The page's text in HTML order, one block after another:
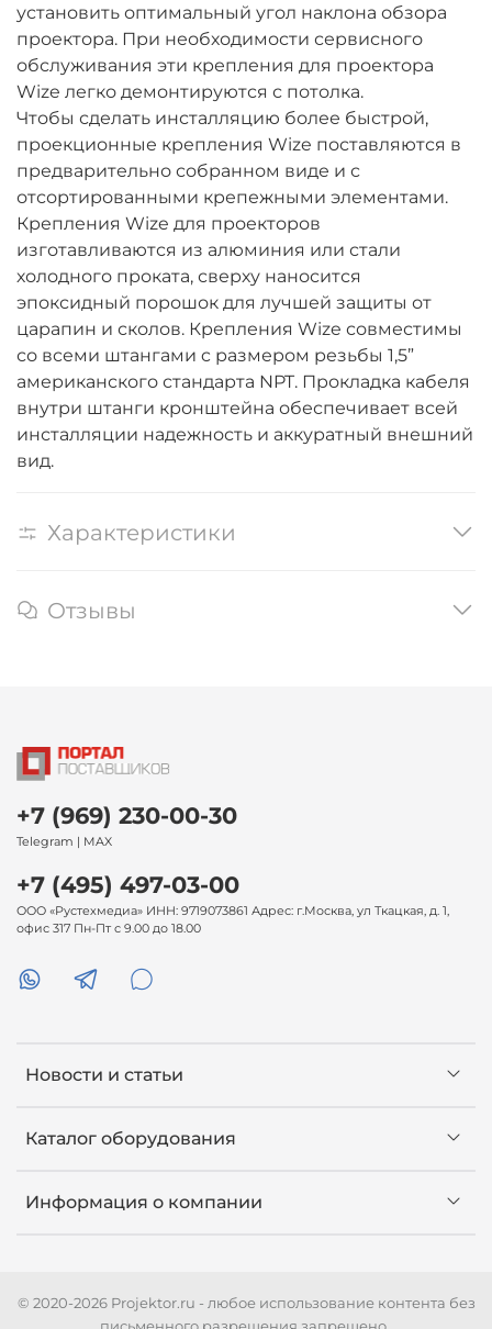
установить оптимальный угол наклона обзора
проектора. При необходимости сервисного
обслуживания эти крепления для проектора
Wize легко демонтируются с потолка.
Чтобы сделать инсталляцию более быстрой,
проекционные крепления Wize поставляются в
предварительно собранном виде и с
отсортированными крепежными элементами.
Крепления Wize для проекторов
изготавливаются из алюминия или стали
холодного проката, сверху наносится
эпоксидный порошок для лучшей защиты от
царапин и сколов. Крепления Wize совместимы
со всеми штангами c размером резьбы 1,5”
американского стандарта NPT. Прокладка кабеля
внутри штанги кронштейна обеспечивает всей
инсталляции надежность и аккуратный внешний
вид.
Характеристики
Отзывы
Новости и статьи
Каталог оборудования
Информация о компании
+7 (969) 230-00-30
Telegram | MAX
+7 (495) 497-03-00
ООО «Рустехмедиа» ИНН: 9719073861 Адрес: г.Москва, ул Ткацкая, д. 1,
офис 317 Пн-Пт с 9.00 до 18.00
© 2020-2026 Projektor.ru - любое использование контента без
письменного разрешения запрещено.